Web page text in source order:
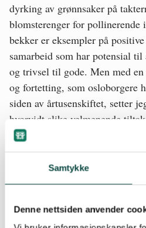
Samtykke
Denne nettsiden anvender
dyrking av grønnsaker på
blomsterenger for pollinerende
bekker er eksempler på
samarbeid som har potensial
og trivsel til gode. Men med
og fortetting, som osloborgere
siden av årtusenskiftet, setter
hvorvidt slike velmenende
oppstykkingen og
I kombinasjon med
drivkrefter, utbyggeres makt og
estetikk og dekorasjon i